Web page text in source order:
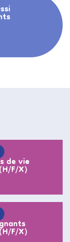
de vie
F/X)
F/X)